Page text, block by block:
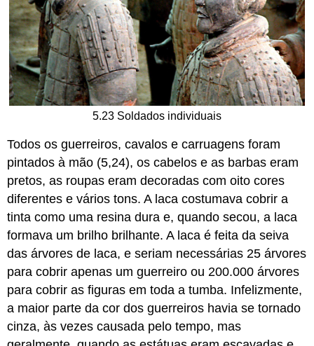
5.23 Soldados individuais
Todos os guerreiros, cavalos e carruagens foram
pintados à mão (5,24), os cabelos e as barbas eram
pretos, as roupas eram decoradas com oito cores
diferentes e vários tons. A laca costumava cobrir a
tinta como uma resina dura e, quando secou, a laca
formava um brilho brilhante. A laca é feita da seiva
das árvores de laca, e seriam necessárias 25 árvores
para cobrir apenas um guerreiro ou 200.000 árvores
para cobrir as figuras em toda a tumba. Infelizmente,
a maior parte da cor dos guerreiros havia se tornado
cinza, às vezes causada pelo tempo, mas